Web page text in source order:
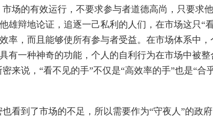
市场的有效运行，不要求参与者道德高尚，只要求
他雄辩地论证，追逐一己私利的人们，在市场这只“
率，而且能够使所有参与者受益。在市场体系中
有一种神奇的功能，个人的自利行为在市场中被
来说，“看不见的手”不仅是“高效率的手”也是“合
也看到了市场的不足，所以需要作为“守夜人”的政